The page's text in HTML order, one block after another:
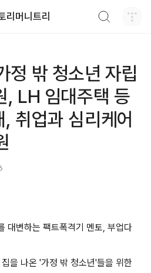
리머니트리
정 밖 청소년 자립
, LH 임대주택 등
취업과 심리케어
대변하는 팩트폭격기 멘토, 부업다
을 나온 '가정 밖 청소년'들을 위한